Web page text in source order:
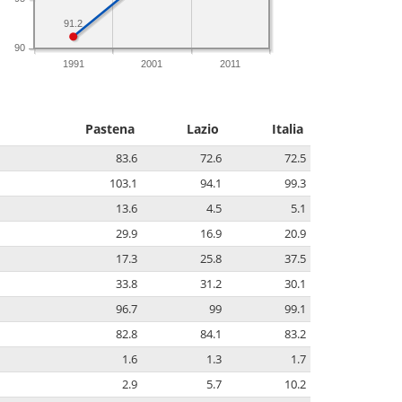
1991 2001 2011
90
91.2
Pastena Lazio Italia
83.6 72.6
72.5
103.1
94.1
99.3
13.6
4.5
5.1
29.9
16.9
20.9
17.3
25.8
37.5
33.8
31.2
30.1
96.7
99
99.1
82.8
84.1
83.2
1.6
1.3
1.7
2.9
5.7
10.2